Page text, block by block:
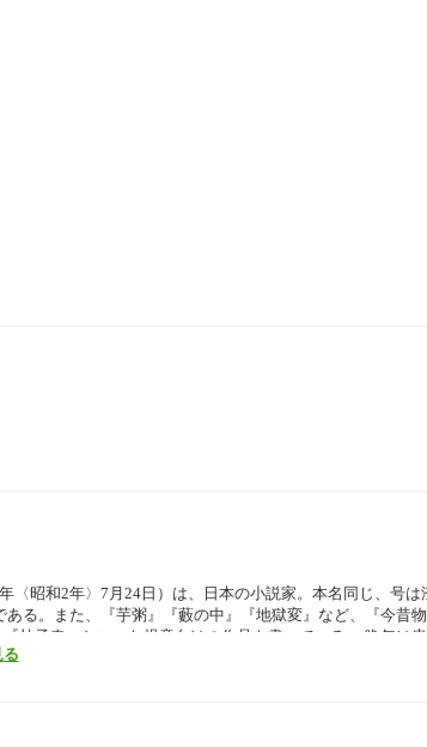
〈昭和2年〉7月24日）は、日本の小説家。本名同じ、号は
る。また、『芋粥』『藪の中』『地獄変』など、『今昔物
杜子春』といった児童向けの作品も書いている。 晩年は患
て自殺。文壇のみならず社会にも衝撃を与えた。（ウィキ
る